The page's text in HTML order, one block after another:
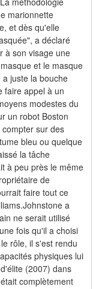
marionnette
et dès qu'elle
a déclaré
à son visage une
et le masque
juste la bouche
faire appel à un
modestes du
un robot Boston
sur des
bleu ou quelque
la tâche
à peu près le même
de
faire tout ce
a
ne serait utilisé
fois qu'il a choisi
rôle, il s'est rendu
physiques lui
(2007) dans
complètement